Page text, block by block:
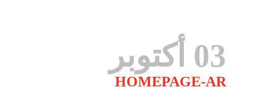
03 أكتوبر
HOMEPAGE-AR